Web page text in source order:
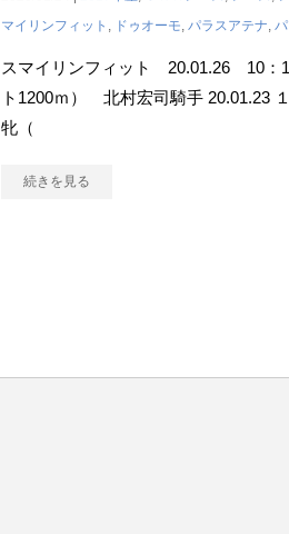
マイリンフィット , ドゥオーモ, パラスアテナ,
スマイリンフィット 20.01.26 10
ト1200ｍ） 北村宏司騎手 20.01.23
牝（
続きを見る